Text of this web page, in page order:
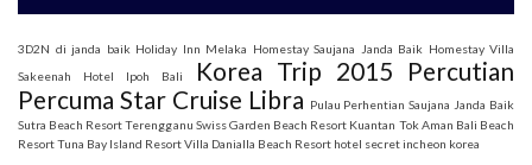
3D2N di janda baik Holiday Inn Melaka Homestay Saujana Janda Baik Homestay Villa
Sakeenah
Hotel Ipoh Bali Korea Trip 2015 Percutian
Percuma Star Cruise Libra Pulau Perhentian Saujana Janda Baik
Sutra Beach Resort Terengganu Swiss Garden Beach Resort Kuantan Tok Aman Bali Beach
ResortTuna Bay Island ResortVilla Danialla Beach Resort hotel secret incheon korea